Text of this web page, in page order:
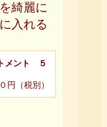
綺麗に
入れる
メント ５
円（税別）